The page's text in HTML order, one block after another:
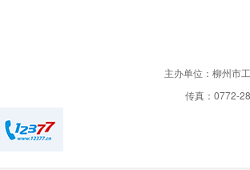
主办单位：柳州市
传真：0772-